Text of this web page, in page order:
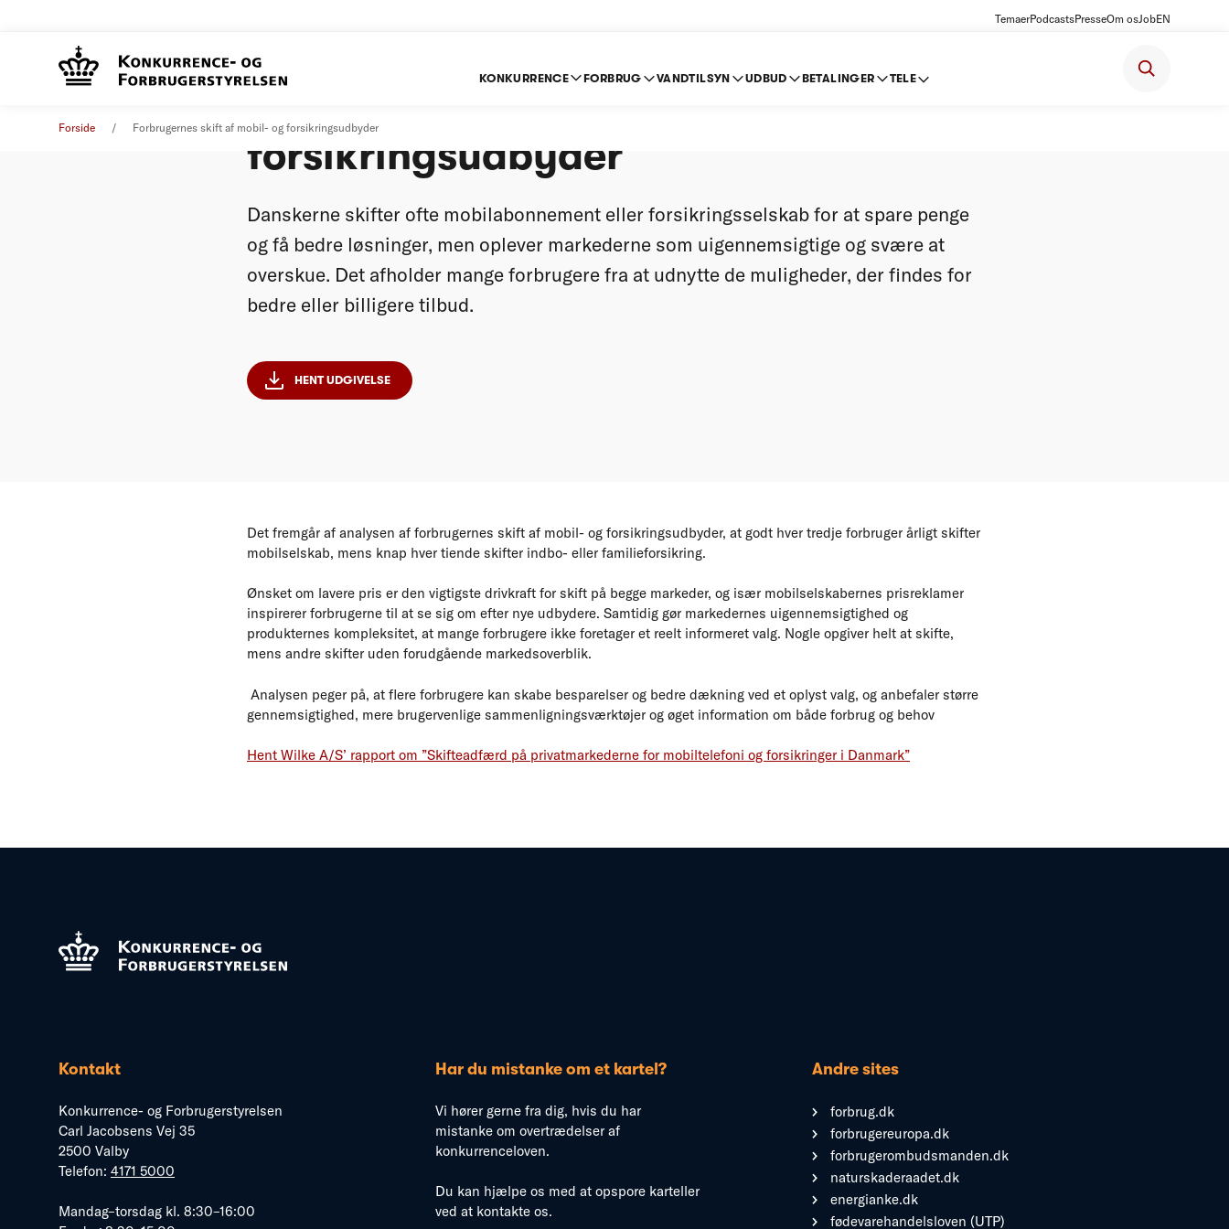
TemaerPodcastsPresseOm osJobEN
KONKURRENCE FORBRUG VANDTILSYN UDBUD BETALINGER TELE
Forside Forbrugernes skift af mobil- og forsikringsudbyder
forsikringsudbyder
Danskerne skifter ofte mobilabonnement eller forsikringsselskab for at spare penge
og få bedre løsninger, men oplever markederne som uigennemsigtige og svære at
overskue. Det afholder mange forbrugere fra at udnytte de muligheder, der findes for
bedre eller billigere tilbud.
HENT UDGIVELSE
Det fremgår af analysen af forbrugernes skift af mobil- og forsikringsudbyder, at godt hver tredje forbruger årligt skifter
mobilselskab, mens knap hver tiende skifter indbo- eller familieforsikring.
Ønsket om lavere pris er den vigtigste drivkraft for skift på begge markeder, og især mobilselskabernes prisreklamer
inspirerer forbrugerne til at se sig om efter nye udbydere. Samtidig gør markedernes uigennemsigtighed og
produkternes kompleksitet, at mange forbrugere ikke foretager et reelt informeret valg. Nogle opgiver helt at skifte,
mens andre skifter uden forudgående markedsoverblik.
Analysen peger på, at flere forbrugere kan skabe besparelser og bedre dækning ved et oplyst valg, og anbefaler større
gennemsigtighed, mere brugervenlige sammenligningsværktøjer og øget information om både forbrug og behov
Hent Wilke A/S’ rapport om ”Skifteadfærd på privatmarkederne for mobiltelefoni og forsikringer i Danmark”
Kontakt
Konkurrence- og Forbrugerstyrelsen
Carl Jacobsens Vej 35
2500 Valby
Telefon: 4171 5000
Mandag–torsdag kl. 8:30–16:00
Har du mistanke om et kartel?
Vi hører gerne fra dig, hvis du har
mistanke om overtrædelser af
konkurrenceloven.
Du kan hjælpe os med at opspore karteller
ved at kontakte os.
Andre sites
forbrug.dk
forbrugereuropa.dk
forbrugerombudsmanden.dk
naturskaderaadet.dk
energianke.dk
fødevarehandelsloven (UTP)